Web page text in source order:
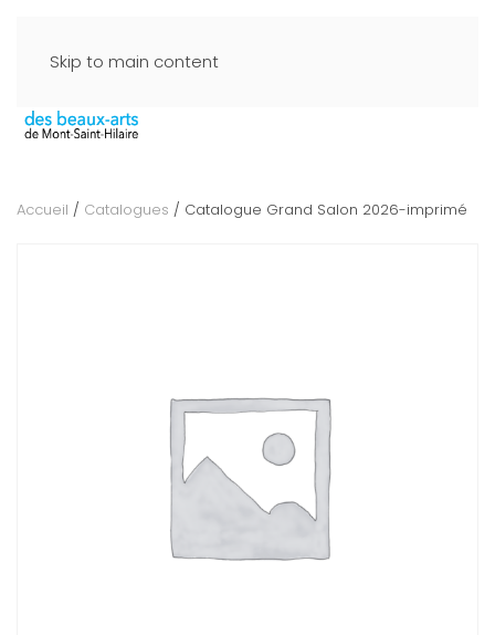
Skip to main content
Accueil / Catalogues / Catalogue Grand Salon 2026-imprimé